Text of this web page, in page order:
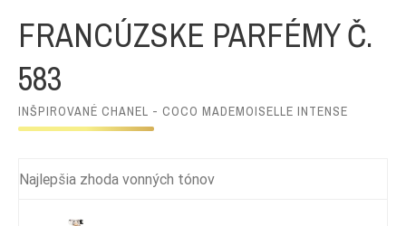
FRANCÚZSKE PARFÉMY Č.
583
INŠPIROVANÉ CHANEL - COCO MADEMOISELLE INTENSE
Najlepšia zhoda vonných tónov